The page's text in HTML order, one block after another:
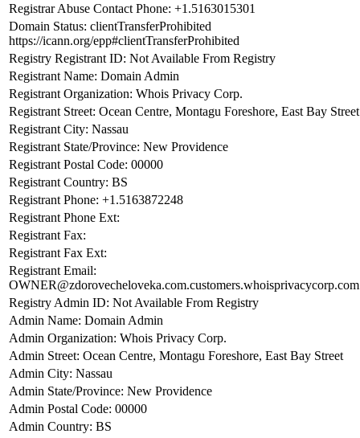
Registrar Abuse Contact Phone: +1.5163015301
Domain Status: clientTransferProhibited
https://icann.org/epp#clientTransferProhibited
Registry Registrant ID: Not Available From Registry
Registrant Name: Domain Admin
Registrant Organization: Whois Privacy Corp.
Registrant Street: Ocean Centre, Montagu Foreshore, East Bay Street
Registrant City: Nassau
Registrant State/Province: New Providence
Registrant Postal Code: 00000
Registrant Country: BS
Registrant Phone: +1.5163872248
Registrant Phone Ext:
Registrant Fax:
Registrant Fax Ext:
Registrant Email:
OWNER@zdorovecheloveka.com.customers.whoisprivacycorp.com
Registry Admin ID: Not Available From Registry
Admin Name: Domain Admin
Admin Organization: Whois Privacy Corp.
Admin Street: Ocean Centre, Montagu Foreshore, East Bay Street
Admin City: Nassau
Admin State/Province: New Providence
Admin Postal Code: 00000
Admin Country: BS